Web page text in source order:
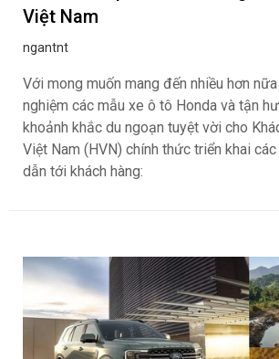
Việt Nam
ngantnt
Với mong muốn mang đến nhiều hơn
nghiệm các mẫu xe ô tô Honda và tận
khoảnh khắc du ngoạn tuyệt vời cho
Việt Nam (HVN) chính thức triển khai
dẫn tới khách hàng: